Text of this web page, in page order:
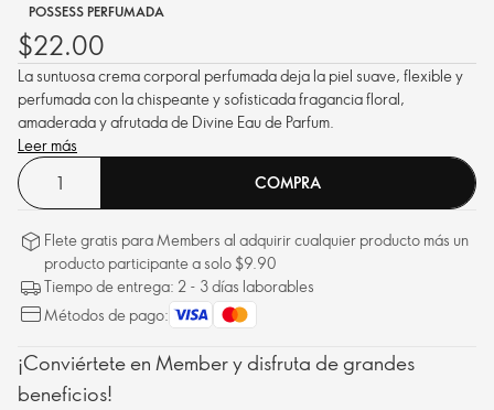
POSSESS PERFUMADA
$22.00
La suntuosa crema corporal perfumada deja la piel suave, flexible y
perfumada con la chispeante y sofisticada fragancia floral,
amaderada y afrutada de Divine Eau de Parfum.
Leer más
COMPRA
Flete gratis para Members al adquirir cualquier producto más un
producto participante a solo $9.90
Tiempo de entrega: 2 - 3 días laborables
Métodos de pago:
¡Conviértete en Member y disfruta de grandes
beneficios!